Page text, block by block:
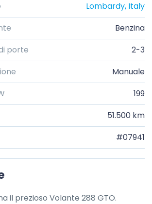
Lombardy, Italy
Benzina
porte
2-3
Manuale
199
51.500 km
#07941
il prezioso Volante 288 GTO.